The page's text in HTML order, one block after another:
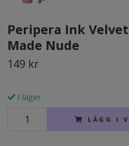
Peripera Ink
Made Nude
149 kr
I lager.
LÄGG I